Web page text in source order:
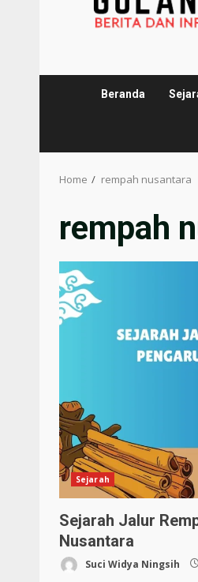
Beranda
Home rempah nusantara
rempah
Sejarah
Sejarah Jalur
Nusantara
Suci Widya Ningsih